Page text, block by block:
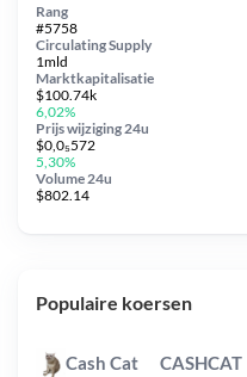
Circulating Supply
1mld
Prijs wijziging 24u
$0,0₅572
5,30%
Marktkapitalisatie
$100.74k
6,02%
Volume 24u
$802.14
Rang
#5758
Populaire koersen
Cash Cat CASHCAT